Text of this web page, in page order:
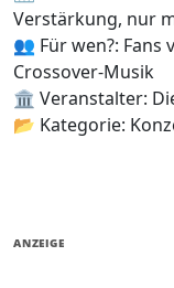
Verstärkung, nur
👥 Für wen?: Fans
Crossover-Musik
🏛️ Veranstalter:
📂 Kategorie:
ANZEIGE